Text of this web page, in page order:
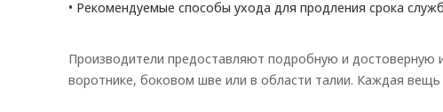
• Рекомендуемые способы ухода для продления срока
Производители предоставляют подробную и
воротнике, боковом шве или в области талии. Каждая